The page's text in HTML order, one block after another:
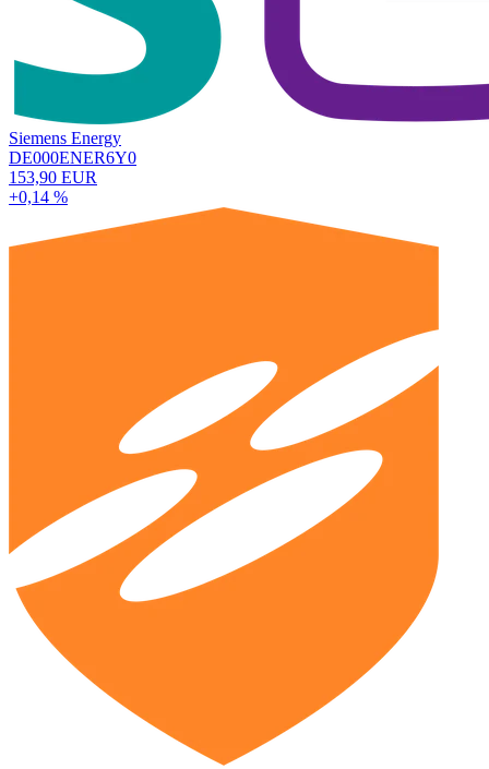
Siemens Energy
DE000ENER6Y0
153,90 EUR
+0,14 %